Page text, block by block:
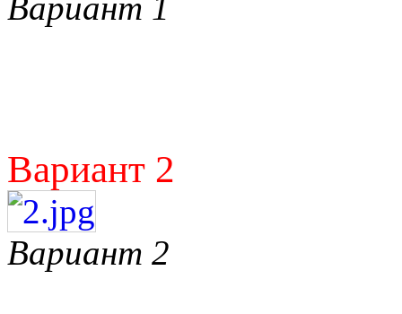
Вариант 2
Вариант 2